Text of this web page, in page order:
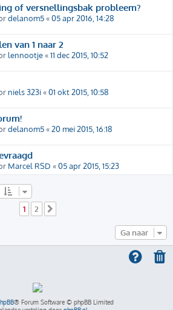
of versnellingsbak probleem?
delanom5«05 apr 2016, 14:28
van 1 naar 2
lennootje«11 dec 2015, 10:52
niels 323i«01 okt 2015, 10:58
delanom5«20 mei 2015, 16:18
Marcel RSD «05 apr 2015, 15:23
1
2
Ga naar
® Forum Software © phpBB Limited